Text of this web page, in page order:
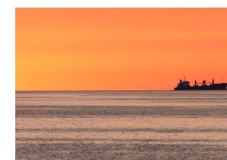
Как ГК «МИР ГРУПП» и ВТБ
150 камер